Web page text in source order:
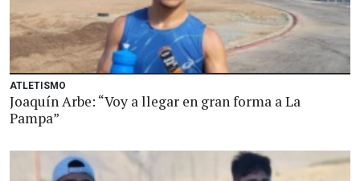
ATLETISMO
Joaquín Arbe: “Voy a llegar en gran forma a La
Pampa”